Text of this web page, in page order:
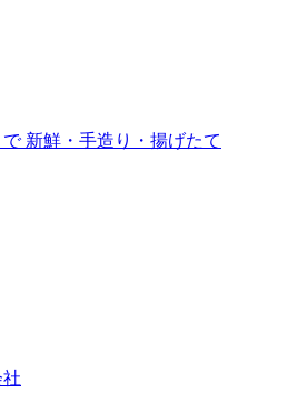
新鮮・手造り・揚げたて